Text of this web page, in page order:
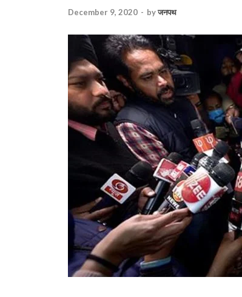
December 9, 2020 - byजनपथ